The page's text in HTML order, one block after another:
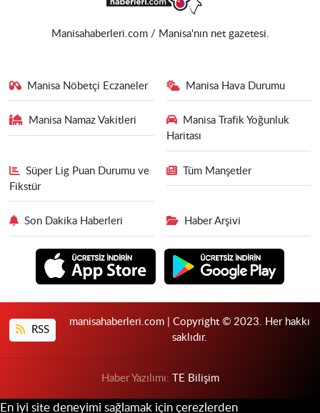
Manisahaberleri.com / Manisa'nın net gazetesi.
Manisa Nöbetçi Eczaneler Manisa Hava Durumu
Manisa Namaz Vakitleri
Manisa Trafik Yoğunluk
Haritası
Süper Lig Puan Durumu ve
Fikstür
Tüm Manşetler
Son Dakika Haberleri Haber Arşivi
RSS
manisahaberleri.com | Copyright © 2023. Her hakkı
saklıdır.
Haber Yazılımı: TE Bilişim
En iyi site deneyimi sağlamak için çerezlerden